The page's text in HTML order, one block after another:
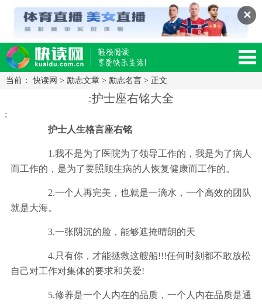
✕
读网-轻松阅读,快乐生活移动版
当前：快读网 > 励志文章 > 励志名言 > 正文
:护士座右铭大全
:
护士人生格言座右铭
1.我不是为了医院为了领导工作的，我是为了病人
而工作的，是为了要照顾生病的人恢复健康而工作的。
2.一个人再完美，也就是一滴水，一个高效的团队
就是大海。
3.一张阴沉的脸，能够遮掩晴朗的天
4.只有你，才能拯救这艘船!!!任何时刻都不敢放松
自己对工作对集体的要求和关爱!
5.修养是一个人内在的品质，一个人内在品质是通